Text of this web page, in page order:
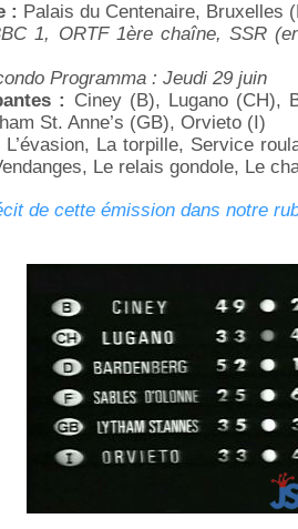
: Palais du Centenaire, Bruxelles
1, ORTF 1ère chaîne, SSR
Programma : Jeudi 29 juin
: Ciney (B), Lugano (CH),
St. Anne’s (GB), Orvieto (I)
L’évasion, La torpille, Service
Le relais gondole, Le
de cette émission dans notre